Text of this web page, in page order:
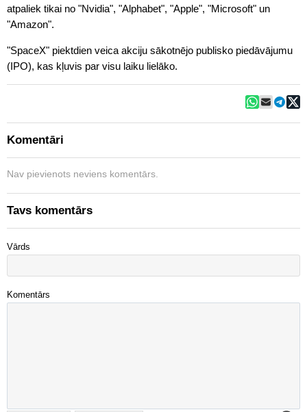
atpaliek tikai no "Nvidia", "Alphabet", "Apple", "Microsoft" un
"Amazon".
"SpaceX" piektdien veica akciju sākotnējo publisko piedāvājumu
(IPO), kas kļuvis par visu laiku lielāko.
Komentāri
Nav pievienots neviens komentārs.
Tavs komentārs
Vārds
Komentārs